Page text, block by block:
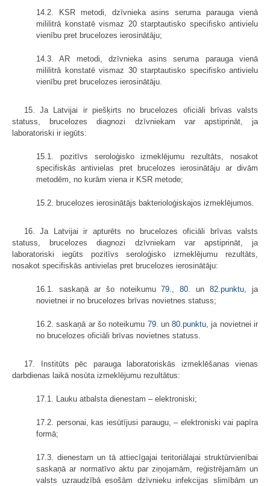
14.2. KSR metodi, dzīvnieka asins seruma parauga vienā
mililitrā konstatē vismaz 20 starptautisko specifisko antivielu
vienību pret brucelozes ierosinātāju;
14.3. AR metodi, dzīvnieka asins seruma parauga vienā
mililitrā konstatē vismaz 30 starptautisko specifisko antivielu
vienību pret brucelozes ierosinātāju.
15. Ja Latvijai ir piešķirts no brucelozes oficiāli brīvas valsts
statuss, brucelozes diagnozi dzīvniekam var apstiprināt, ja
laboratoriski ir iegūts:
15.1. pozitīvs seroloģisko izmeklējumu rezultāts, nosakot
specifiskās antivielas pret brucelozes ierosinātāju ar divām
metodēm, no kurām viena ir KSR metode;
15.2. brucelozes ierosinātājs bakterioloģiskajos izmeklējumos.
16. Ja Latvijai ir apturēts no brucelozes oficiāli brīvas valsts
statuss, brucelozes diagnozi dzīvniekam var apstiprināt, ja
laboratoriski iegūts pozitīvs seroloģisko izmeklējumu rezultāts,
nosakot specifiskās antivielas pret brucelozes ierosinātāju:
16.1. saskaņā ar šo noteikumu79. ,80.un82.punktu , ja
novietnei ir no brucelozes brīvas novietnes statuss;
16.2. saskaņā ar šo noteikumu 79. un80.punktu , ja novietnei ir
no brucelozes oficiāli brīvas novietnes statuss.
17. Institūts pēc parauga laboratoriskās izmeklēšanas vienas
darbdienas laikā nosūta izmeklējumu rezultātus:
17.1. Lauku atbalsta dienestam – elektroniski;
17.2. personai, kas iesūtījusi paraugu, – elektroniski vai papīra
formā;
17.3. dienestam un tā attiecīgajai teritoriālajai struktūrvienībai
saskaņā ar normatīvo aktu par ziņojamām, reģistrējamām un
valsts uzraudzībā esošām dzīvnieku infekcijas slimībām un